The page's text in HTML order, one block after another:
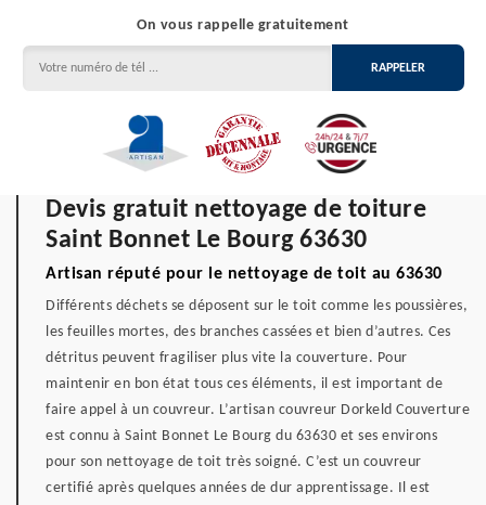
On vous rappelle gratuitement
Devis gratuit nettoyage de toiture
Saint Bonnet Le Bourg 63630
Artisan réputé pour le nettoyage de toit au 63630
Différents déchets se déposent sur le toit comme les poussières,
les feuilles mortes, des branches cassées et bien d’autres. Ces
détritus peuvent fragiliser plus vite la couverture. Pour
maintenir en bon état tous ces éléments, il est important de
faire appel à un couvreur. L’artisan couvreur Dorkeld Couverture
est connu à Saint Bonnet Le Bourg du 63630 et ses environs
pour son nettoyage de toit très soigné. C’est un couvreur
certifié après quelques années de dur apprentissage. Il est